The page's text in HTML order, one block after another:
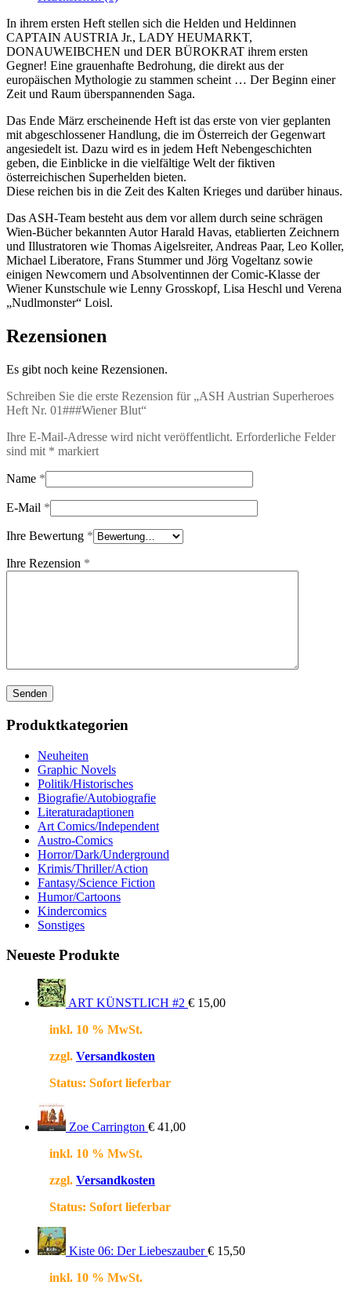
Menge
In ihrem ersten Heft stellen sich die Helden und Heldinnen
CAPTAIN AUSTRIA Jr., LADY HEUMARKT,
DONAUWEIBCHEN und DER BÜROKRAT ihrem ersten
Gegner! Eine grauenhafte Bedrohung, die direkt aus der
europäischen Mythologie zu stammen scheint … Der Beginn einer
Zeit und Raum überspannenden Saga.
Das Ende März erscheinende Heft ist das erste von vier geplanten
mit abgeschlossener Handlung, die im Österreich der Gegenwart
angesiedelt ist. Dazu wird es in jedem Heft Nebengeschichten
geben, die Einblicke in die vielfältige Welt der fiktiven
österreichischen Superhelden bieten.
Diese reichen bis in die Zeit des Kalten Krieges und darüber hinaus.
Das ASH-Team besteht aus dem vor allem durch seine schrägen
Wien-Bücher bekannten Autor Harald Havas, etablierten Zeichnern
und Illustratoren wie Thomas Aigelsreiter, Andreas Paar, Leo Koller,
Michael Liberatore, Frans Stummer und Jörg Vogeltanz sowie
einigen Newcomern und Absolventinnen der Comic-Klasse der
Wiener Kunstschule wie Lenny Grosskopf, Lisa Heschl und Verena
„Nudlmonster“ Loisl.
Rezensionen
Es gibt noch keine Rezensionen.
Schreiben Sie die erste Rezension für „ASH Austrian Superheroes
Heft Nr. 01###Wiener Blut“
Ihre E-Mail-Adresse wird nicht veröffentlicht. Erforderliche Felder
sind mit * markiert
Name *
E-Mail *
Ihre Bewertung *
Ihre Rezension *
Produktkategorien
Neuheiten
Graphic Novels
Politik/Historisches
Biografie/Autobiografie
Literaturadaptionen
Art Comics/Independent
Austro-Comics
Horror/Dark/Underground
Krimis/Thriller/Action
Fantasy/Science Fiction
Humor/Cartoons
Kindercomics
Sonstiges
Neueste Produkte
ART KÜNSTLICH #2 € 15,00
inkl. 10 % MwSt.
zzgl. Versandkosten
Status: Sofort lieferbar
Zoe Carrington € 41,00
inkl. 10 % MwSt.
zzgl. Versandkosten
Status: Sofort lieferbar
Kiste 06: Der Liebeszauber € 15,50
inkl. 10 % MwSt.